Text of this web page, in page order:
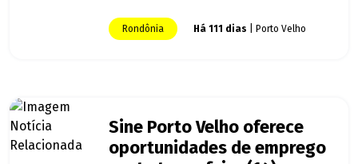
Rondônia Há 111 dias | Porto Velho
Sine Porto Velho oferece
oportunidades de emprego